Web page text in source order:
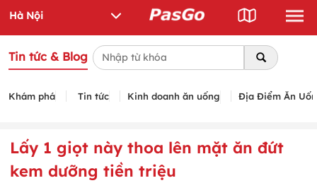
Tin tức & Blog
Khám phá Tin tức Kinh doanh ăn uống Địa Điểm Ăn
Lấy 1 giọt này thoa lên mặt ăn đứt
kem dưỡng tiền triệu